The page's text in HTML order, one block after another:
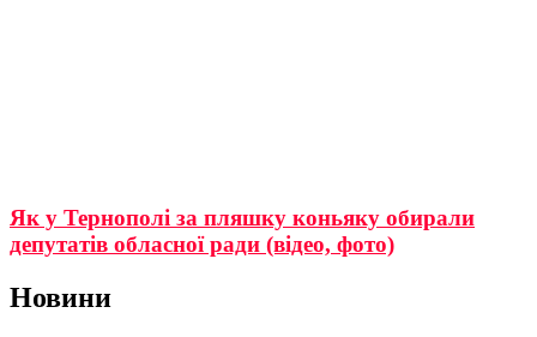
Як у Тернополі за пляшку коньяку обирали
депутатів обласної ради (відео, фото)
Новини